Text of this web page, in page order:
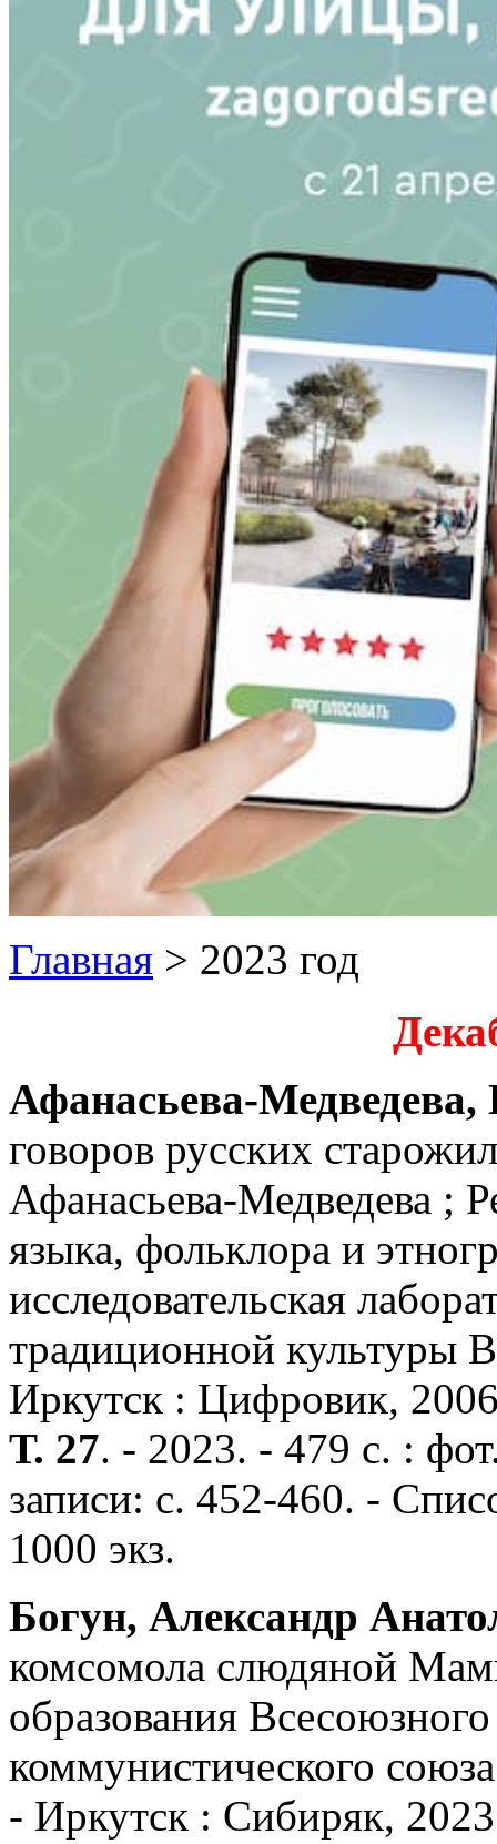
Главная > 2023 год
Дека
Афанасьева-
говоров русских
Афанасьева-Медведева ;
языка, фольклора и
исследовательская
традиционной культуры
Иркутск : Цифровик,
Т. 27. - 2023. - 479 с. :
записи: с. 452-460. -
1000 экз.
Богун, Александр
комсомола слюдяной
образования
коммунистического
- Иркутск : Сибиряк,